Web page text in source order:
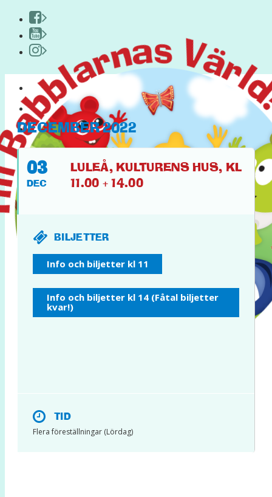
OM BABBLARNA
PYSSEL & KUL
PÅ TURNÉ
YOUTUBE
INSTAGRAM
DECEMBER 2022
03
DEC
LULEÅ, KULTURENS HUS, KL
11.00 + 14.00
BILJETTER
Info och biljetter kl 11
Info och biljetter kl 14 (Fåtal biljetter
kvar!)
TID
Flera föreställningar (Lördag)